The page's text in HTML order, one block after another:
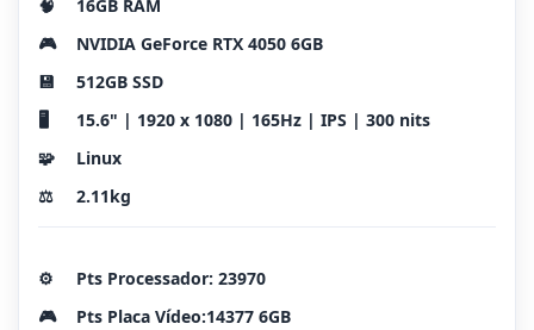
🧠
16GB RAM
🎮
NVIDIA GeForce RTX 4050 6GB
💾
512GB SSD
🖥️
15.6" | 1920 x 1080 | 165Hz | IPS | 300 nits
🧩
Linux
⚖️
2.11kg
⚙️
Pts Processador: 23970
🎮
Pts Placa Vídeo:14377 6GB